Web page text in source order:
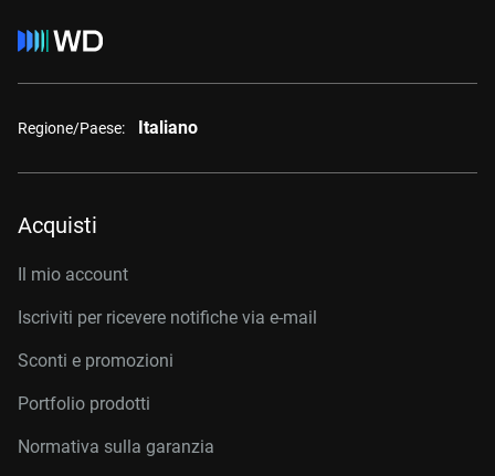
Regione/Paese: Italiano
Acquisti
Il mio account
Iscriviti per ricevere notifiche via e-mail
Sconti e promozioni
Portfolio prodotti
Normativa sulla garanzia